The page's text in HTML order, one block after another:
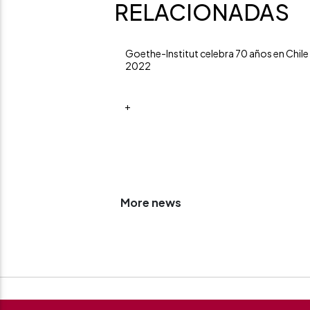
RELACIONADAS
Goethe-Institut celebra 70 años en Chile
2022
+
More news